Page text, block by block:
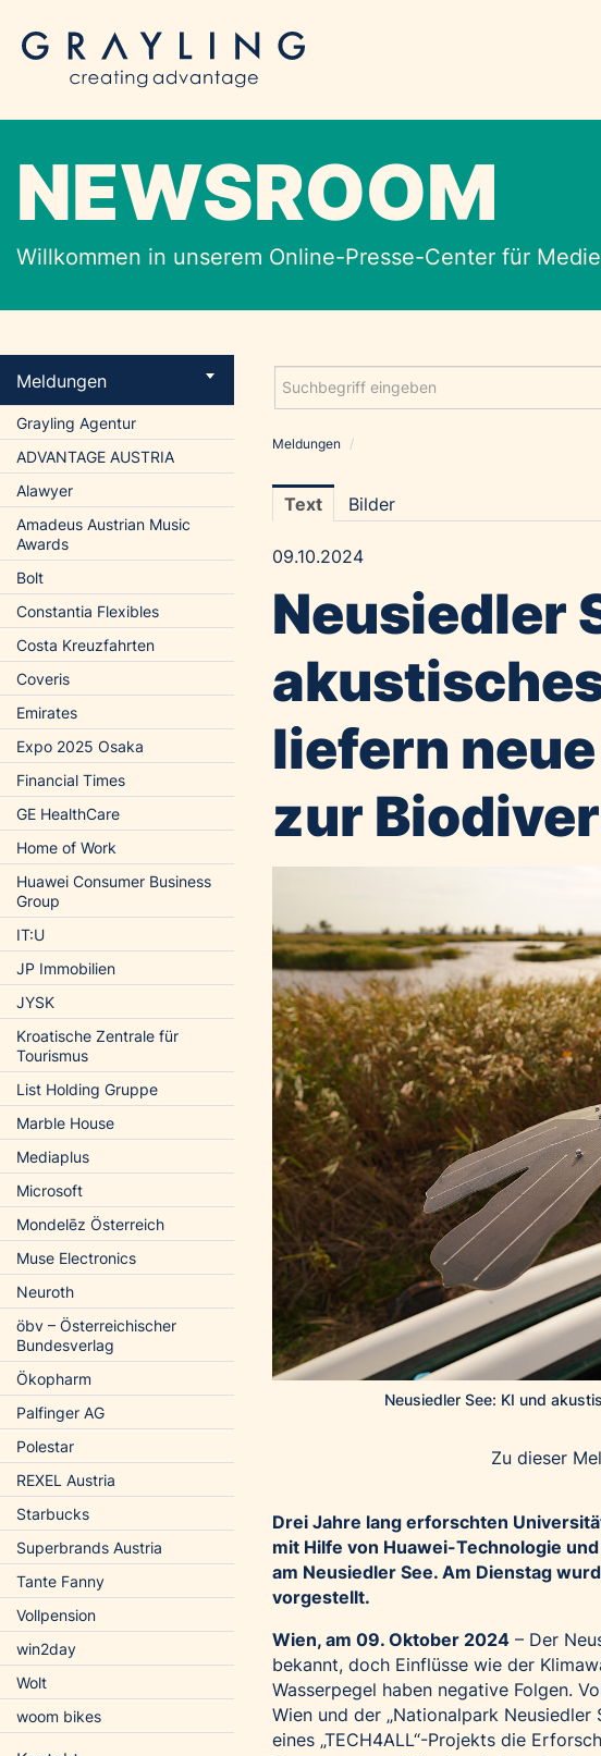
NEWSROOM
Willkommen in unserem Online-Presse-Center für
Meldungen
Grayling Agentur
ADVANTAGE AUSTRIA
Alawyer
Amadeus Austrian Music
Awards
Bolt
Constantia Flexibles
Costa Kreuzfahrten
Coveris
Emirates
Expo 2025 Osaka
Financial Times
GE HealthCare
Home of Work
Huawei Consumer Business
Group
IT:U
JP Immobilien
JYSK
Kroatische Zentrale für
Tourismus
List Holding Gruppe
Marble House
Mediaplus
Microsoft
Mondelēz Österreich
Muse Electronics
Neuroth
öbv – Österreichischer
Bundesverlag
Ökopharm
Palfinger AG
Polestar
REXEL Austria
Starbucks
Superbrands Austria
Tante Fanny
Vollpension
win2day
Wolt
woom bikes
Meldungen /
Text Bilder
09.10.2024
Neusiedler
liefern
zur
Neusiedler See: KI und
Zu dieser
Drei Jahre lang erforschten
mit Hilfe von Huawei-Technologie
am Neusiedler See. Am Dienstag
vorgestellt.
Wien, am 09. Oktober 2024 – Der
bekannt, doch Einflüsse wie der
Wasserpegel haben negative Folgen.
Wien und der „Nationalpark Neusiedler
eines „TECH4ALL“-Projekts die